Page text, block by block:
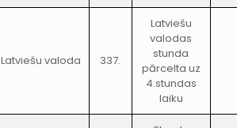
Latviešu valoda 337.
Latviešu
valodas
stunda
pārcelta uz
4.stundas
laiku